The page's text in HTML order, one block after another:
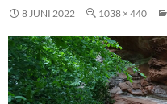
8 JUNI 2022 1038 × 440